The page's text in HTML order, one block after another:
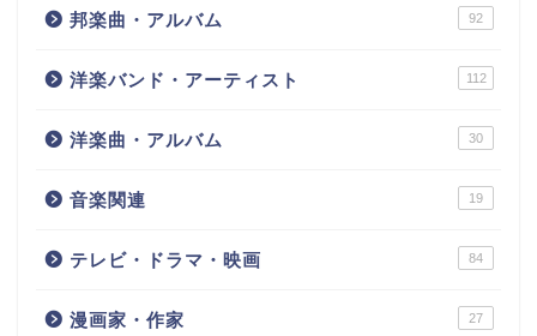
邦楽曲・アルバム 92
洋楽バンド・アーティスト 112
洋楽曲・アルバム 30
音楽関連 19
テレビ・ドラマ・映画 84
漫画家・作家 27